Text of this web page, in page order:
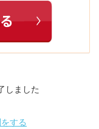
しました
する